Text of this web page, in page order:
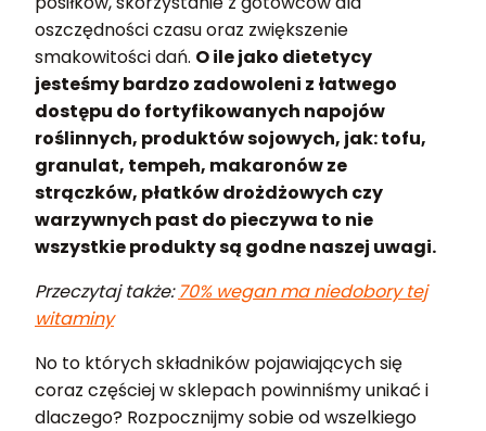
oszczędności czasu oraz zwiększenie
smakowitości dań. O ile jako dietetycy
jesteśmy bardzo zadowoleni z łatwego
dostępu do fortyfikowanych napojów
roślinnych, produktów sojowych, jak: tofu,
granulat, tempeh, makaronów ze
strączków, płatków drożdżowych czy
warzywnych past do pieczywa to nie
wszystkie produkty są godne naszej uwagi.
Przeczytaj także:70% wegan ma niedobory tej
witaminy
No to których składników pojawiających się
coraz częściej w sklepach powinniśmy unikać i
dlaczego? Rozpocznijmy sobie od wszelkiego